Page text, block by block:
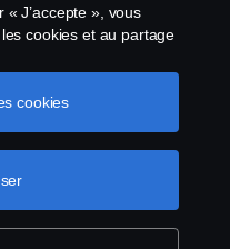
23 -
11
J’accepte », vous
cookies et au partage
des cookies » et en
vous souhaitez
plus sur la
cookies